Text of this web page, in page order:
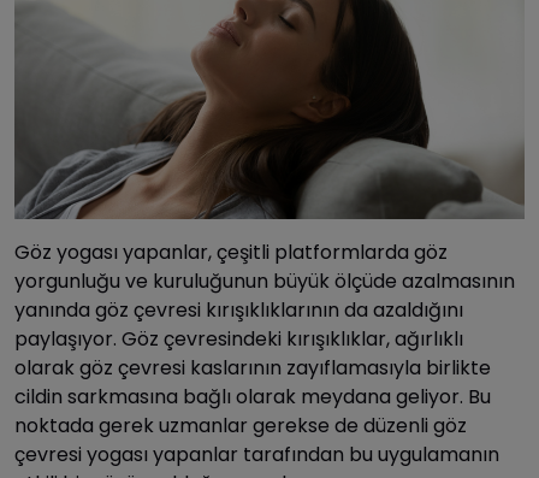
Göz yogası yapanlar, çeşitli platformlarda göz
yorgunluğu ve kuruluğunun büyük ölçüde azalmasının
yanında göz çevresi kırışıklıklarının da azaldığını
paylaşıyor. Göz çevresindeki kırışıklıklar, ağırlıklı
olarak göz çevresi kaslarının zayıflamasıyla birlikte
cildin sarkmasına bağlı olarak meydana geliyor. Bu
noktada gerek uzmanlar gerekse de düzenli göz
çevresi yogası yapanlar tarafından bu uygulamanın